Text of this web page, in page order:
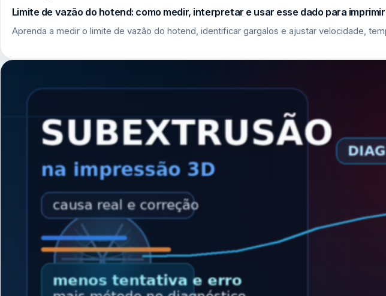
Limite de vazão do hotend: como medir, interpretar e usar esse dado para
Aprenda a medir o limite de vazão do hotend, identificar gargalos e ajustar velocidade,